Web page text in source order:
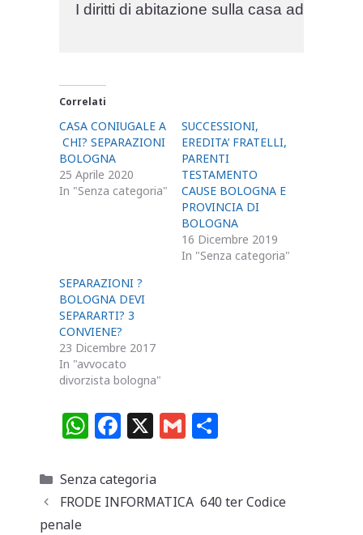
I diritti di abitazione sulla casa adibita a
Correlati
CASA CONIUGALE A
CHI? SEPARAZIONI
BOLOGNA
25 Aprile 2020
In "Senza categoria"
SUCCESSIONI,
EREDITA’ FRATELLI,
PARENTI
TESTAMENTO
CAUSE BOLOGNA E
PROVINCIA DI
BOLOGNA
16 Dicembre 2019
In "Senza categoria"
SEPARAZIONI ?
BOLOGNA DEVI
SEPARARTI? 3
CONVIENE?
23 Dicembre 2017
In "avvocato
divorzista bologna"
W
at
s
F
c
e
X G
l di
Categorie
Senza categoria
FRODE INFORMATICA 640 ter Codice
penale